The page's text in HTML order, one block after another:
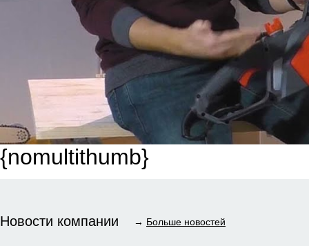
{nomultithumb}
Новости компании → Больше новостей